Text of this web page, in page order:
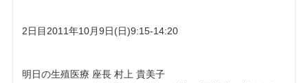
2日目2011年10月9日(日)9:15-14:20
明日の生殖医療 座長 村上 貴美子